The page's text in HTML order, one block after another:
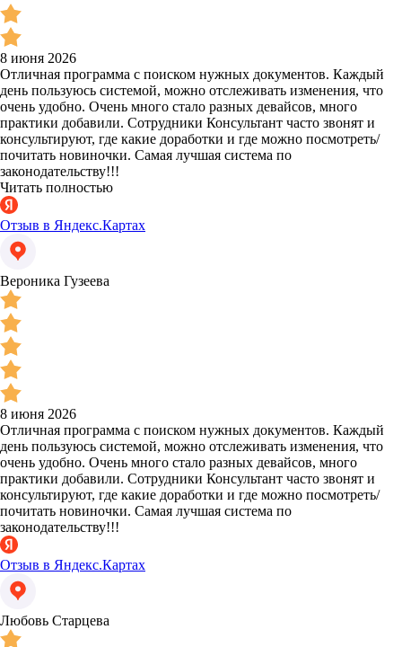
8 июня 2026
Отличная программа с поиском нужных документов. Каждый
день пользуюсь системой, можно отслеживать изменения, что
очень удобно. Очень много стало разных девайсов, много
практики добавили. Сотрудники Консультант часто звонят и
консультируют, где какие доработки и где можно посмотреть/
почитать новиночки. Самая лучшая система по
законодательству!!!
Читать полностью
Отзыв в Яндекс.Картах
Вероника Гузеева
8 июня 2026
Отличная программа с поиском нужных документов. Каждый
день пользуюсь системой, можно отслеживать изменения, что
очень удобно. Очень много стало разных девайсов, много
практики добавили. Сотрудники Консультант часто звонят и
консультируют, где какие доработки и где можно посмотреть/
почитать новиночки. Самая лучшая система по
законодательству!!!
Отзыв в Яндекс.Картах
Любовь Старцева